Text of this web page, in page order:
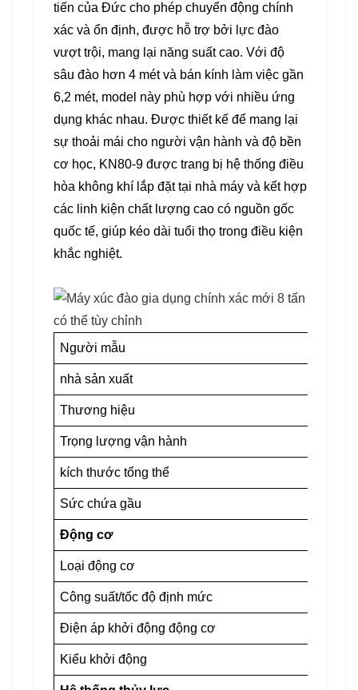
Được chế tạo từ các linh kiện chất
lượng cao có nguồn gốc quốc tế,
máy đào này đảm bảo hiệu suất lâu
dài và độ tin cậy trong điều kiện
làm việc khắc nghiệt.
tiến của Đức cho phép chuyển động chính
xác và ổn định, được hỗ trợ bởi lực đào
vượt trội, mang lại năng suất cao. Với độ
sâu đào hơn 4 mét và bán kính làm việc gần
6,2 mét, model này phù hợp với nhiều ứng
dụng khác nhau. Được thiết kế để mang lại
sự thoải mái cho người vận hành và độ bền
cơ học, KN80-9 được trang bị hệ thống điều
hòa không khí lắp đặt tại nhà máy và kết hợp
các linh kiện chất lượng cao có nguồn gốc
quốc tế, giúp kéo dài tuổi thọ trong điều kiện
khắc nghiệt.
Người mẫu
nhà sản xuất
Thương hiệu
Trọng lượng vận hành
kích thước tổng thể
Sức chứa gầu
Động cơ
Loại động cơ
Công suất/tốc độ định mức
Điện áp khởi động động cơ
Kiểu khởi động